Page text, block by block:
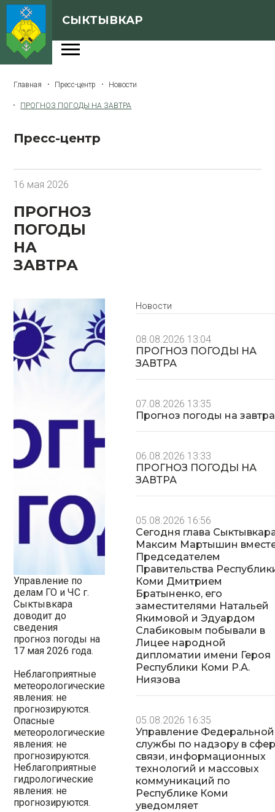
СЫКТЫВКАР
О Сыктывкаре
Архивная версия сайта
Главная Пресс-центр Новости
ПРОГНОЗ ПОГОДЫ НА ЗАВТРА
Пресс-центр
16 мая 2026
ПРОГНОЗ
ПОГОДЫ
НА
ЗАВТРА
Управление по
делам ГО и ЧС г.
Сыктывкара
доводит до
сведения
прогноз погоды на
17 мая 2026 года.
Неблагоприятные
метеорологические
явления: не
прогнозируются.
Опасные
метеорологические
явления: не
прогнозируются.
Неблагоприятные
гидрологические
явления: не
прогнозируются.
Новости
08.08.2026 13:04
ПРОГНОЗ ПОГОДЫ НА
ЗАВТРА
07.08.2026 13:35
Прогноз погоды на завтра
06.08.2026 13:33
ПРОГНОЗ ПОГОДЫ НА
ЗАВТРА
05.08.2026 16:56
Сегодня глава
Максим Мартышин
Председателем
Правительства
Коми Дмитрием
Братыненко, его
заместителями Натальей
Якимовой и Эдуардом
Слабиковым побывали в
Лицее народной
дипломатии имени Героя
Республики Коми Р.А.
Ниязова
05.08.2026 16:35
Управление Федеральной
службы по надзору в
связи, информационных
технологий и массовых
коммуникаций по
Республике Коми
уведомляет